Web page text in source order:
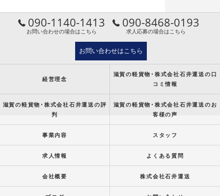
090-1140-1413
お問い合わせの場合はこちら
090-8468-0193
求人応募の場合はこちら
お問い合わせはこちら
経営理念
滋賀の軽貨物･株式会社石井運送の口
コミ情報
滋賀の軽貨物･株式会社石井運送の評
判
滋賀の軽貨物･株式会社石井運送のお
客様の声
事業内容 スタッフ
求人情報 よくある質問
会社概要 株式会社石井運送